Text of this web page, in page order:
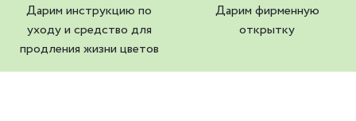
Дарим инструкцию по
уходу и средство для
продления жизни цветов
Дарим фирменную
открытку